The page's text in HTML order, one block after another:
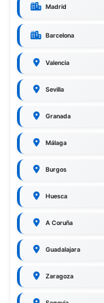
Madrid
Barcelona
Valencia
Sevilla
Granada
Málaga
Burgos
Huesca
A Coruña
Guadalajara
Zaragoza